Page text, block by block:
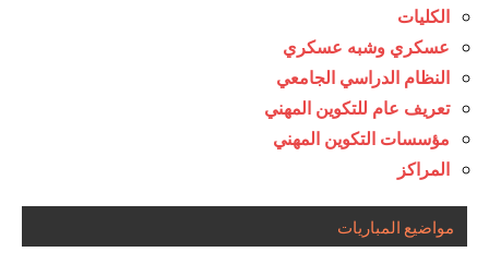
الكليات
عسكري وشبه عسكري
النظام الدراسي الجامعي
تعريف عام للتكوين المهني
مؤسسات التكوين المهني
المراكز
مواضيع المباريات